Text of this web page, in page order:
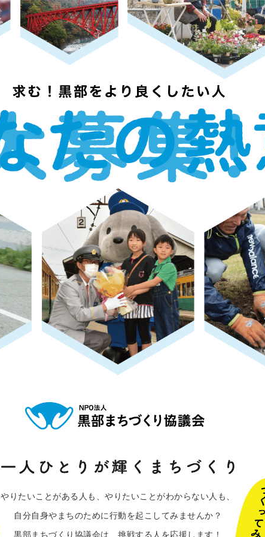
やりたいことがある人も、やりたいことがわからない人も、
自分自身やまちのために行動を起こしてみませんか？
黒部まちづくり協議会は、挑戦する人を応援します！